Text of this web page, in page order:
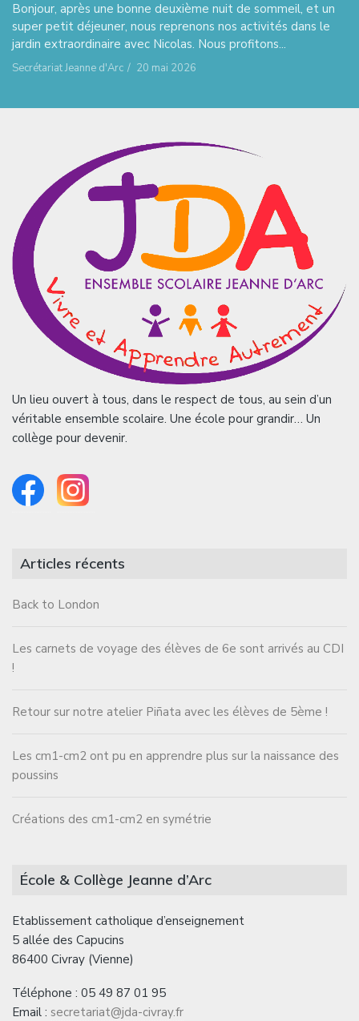
Bonjour, après une bonne deuxième nuit de sommeil, et un
super petit déjeuner, nous reprenons nos activités dans le
jardin extraordinaire avec Nicolas. Nous profitons...
Secrétariat Jeanne d'Arc / 20 mai 2026
Un lieu ouvert à tous, dans le respect de tous, au sein d’un
véritable ensemble scolaire. Une école pour grandir… Un
collège pour devenir.
Articles récents
Back to London
Les carnets de voyage des élèves de 6e sont arrivés au CDI
!
Retour sur notre atelier Piñata avec les élèves de 5ème !
Les cm1-cm2 ont pu en apprendre plus sur la naissance des
poussins
Créations des cm1-cm2 en symétrie
École & Collège Jeanne d’Arc
Etablissement catholique d’enseignement
5 allée des Capucins
86400 Civray (Vienne)
Téléphone : 05 49 87 01 95
Email : secretariat@jda-civray.fr